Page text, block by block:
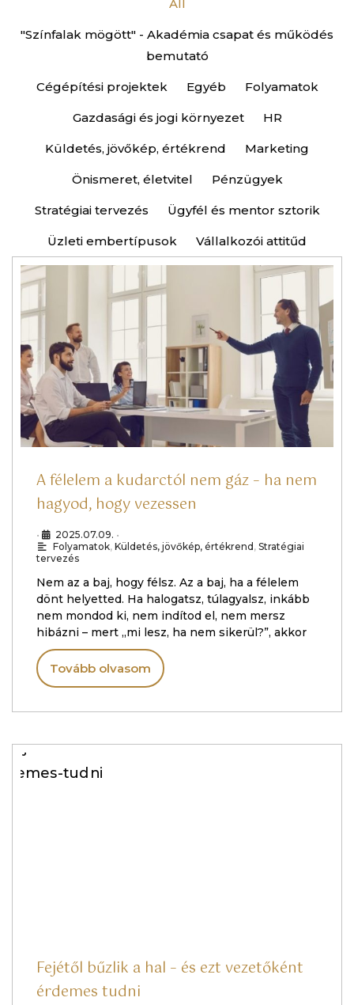
All
"Színfalak mögött" - Akadémia csapat és működés
bemutató
Cégépítési projektek Egyéb Folyamatok
Gazdasági és jogi környezet HR
Küldetés, jövőkép, értékrend Marketing
Önismeret, életvitel Pénzügyek
Stratégiai tervezés Ügyfél és mentor sztorik
Üzleti embertípusok Vállalkozói attitűd
A félelem a kudarctól nem gáz – ha nem
hagyod, hogy vezessen
• 2025.07.09. •
Folyamatok, Küldetés, jövőkép, értékrend , Stratégiai
tervezés
Nem az a baj, hogy félsz. Az a baj, ha a félelem
dönt helyetted. Ha halogatsz, túlagyalsz, inkább
nem mondod ki, nem indítod el, nem mersz
hibázni – mert „mi lesz, ha nem sikerül?”, akkor
Tovább olvasom
Fejétől bűzlik a hal – és ezt vezetőként
érdemes tudni